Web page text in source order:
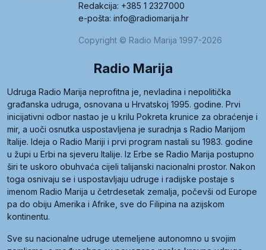
Redakcija: +385 1 2327000
e-pošta: info@radiomarija.hr
Copyright © Radio Marija 1997-2026
Radio Marija
Udruga Radio Marija neprofitna je, nevladina i nepolitička
građanska udruga, osnovana u Hrvatskoj 1995. godine. Prvi
inicijativni odbor nastao je u krilu Pokreta krunice za obraćenje i
mir, a uoči osnutka uspostavljena je suradnja s Radio Marijom
Italije. Ideja o Radio Mariji i prvi program nastali su 1983. godine
u župi u Erbi na sjeveru Italije. Iz Erbe se Radio Marija postupno
širi te uskoro obuhvaća cijeli talijanski nacionalni prostor. Nakon
toga osnivaju se i uspostavljaju udruge i radijske postaje s
imenom Radio Marija u četrdesetak zemalja, počevši od Europe
pa do obiju Amerika i Afrike, sve do Filipina na azijskom
kontinentu.
Sve su nacionalne udruge utemeljene autonomno u svojim